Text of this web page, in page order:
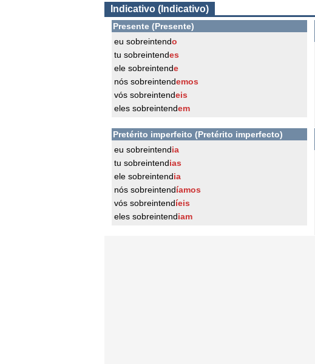
Indicativo (Indicativo)
Presente (Presente)
eu sobreintendo
tu sobreintendes
ele sobreintende
nós sobreintendemos
vós sobreintendeis
eles sobreintendem
Pretérito imperfeito (Pretérito imperfecto)
eu sobreintendia
tu sobreintendias
ele sobreintendia
nós sobreintendíamos
vós sobreintendíeis
eles sobreintendiam